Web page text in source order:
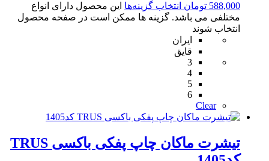
588,000 تومان انتخاب گزینه‌ها این محصول دارای انواع
مختلفی می باشد. گزینه ها ممکن است در صفحه محصول
انتخاب شوند
ایران
قایق
3
4
5
6
Clear
تیشرت ماکان چاپ پفکی باکسی TRUS